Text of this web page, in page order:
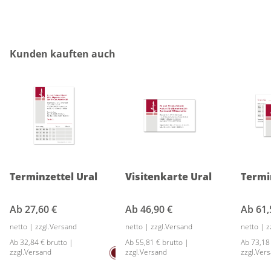
Produktgalerie überspringen
Kunden kauften auch
Terminzettel Ural
Ab 27,60 €
netto | zzgl.Versand
Ab 32,84 € brutto |
zzgl.Versand
Visitenkarte Ural
Ab46,90 €
netto | zzgl.Versand
Ab 55,81 € brutto |
zzgl.Versand
Ab
netto |
Ab